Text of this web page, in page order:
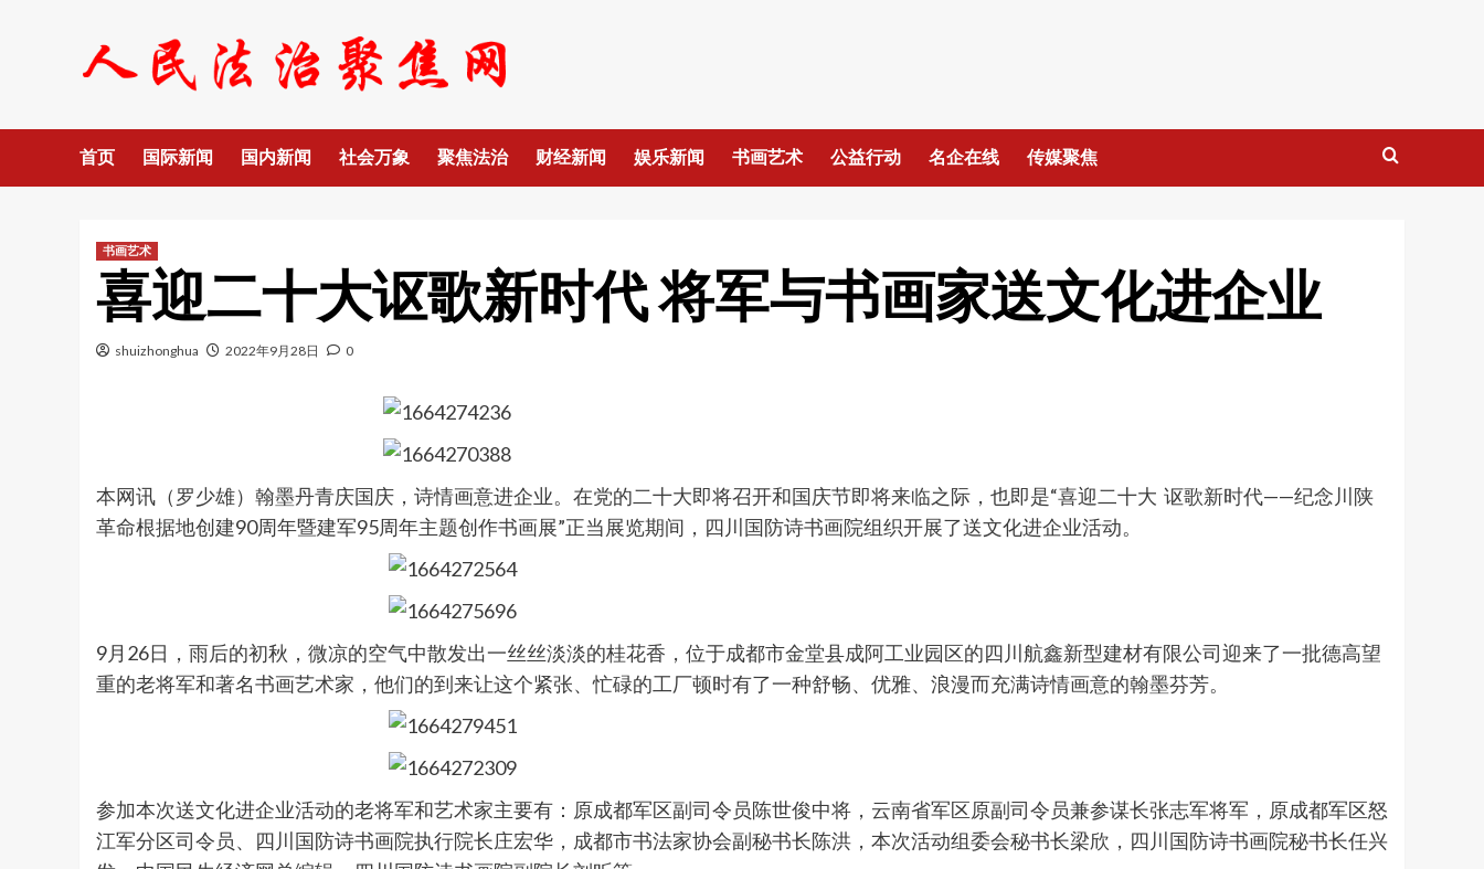
首页 国际新闻 国内新闻 社会万象 聚焦法治 财经新闻 娱乐新闻 书画艺术 公益行动 名企在线 传媒聚焦
书画艺术
喜迎二十大讴歌新时代 将军与书画家送文化进企业
shuizhonghua 2022年9月28日 0
本网讯（罗少雄）翰墨丹青庆国庆，诗情画意进企业。在党的二十大即将召开和国庆节即将来临之际，也即是“喜迎二十大 讴歌新时代——纪念川陕
革命根据地创建90周年暨建军95周年主题创作书画展”正当展览期间，四川国防诗书画院组织开展了送文化进企业活动。
9月26日，雨后的初秋，微凉的空气中散发出一丝丝淡淡的桂花香，位于成都市金堂县成阿工业园区的四川航鑫新型建材有限公司迎来了一批德高望
重的老将军和著名书画艺术家，他们的到来让这个紧张、忙碌的工厂顿时有了一种舒畅、优雅、浪漫而充满诗情画意的翰墨芬芳。
参加本次送文化进企业活动的老将军和艺术家主要有：原成都军区副司令员陈世俊中将，云南省军区原副司令员兼参谋长张志军将军，原成都军区怒
江军分区司令员、四川国防诗书画院执行院长庄宏华，成都市书法家协会副秘书长陈洪，本次活动组委会秘书长梁欣，四川国防诗书画院秘书长任兴